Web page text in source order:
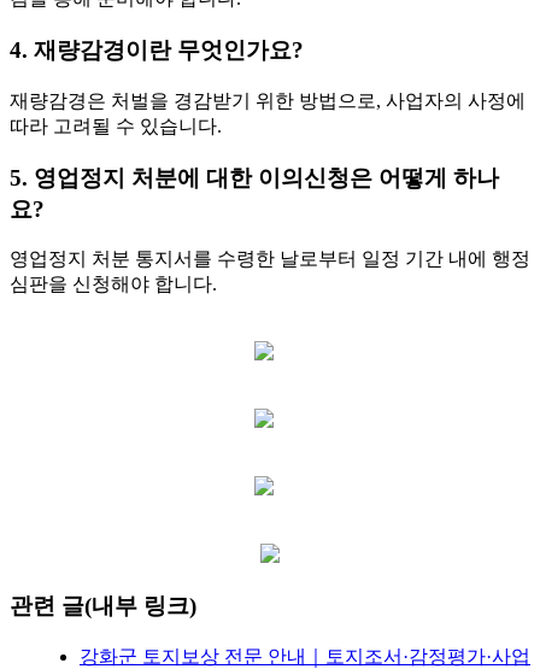
4. 재량감경이란 무엇인가요?
재량감경은 처벌을 경감받기 위한 방법으로, 사업자의 사정에
따라 고려될 수 있습니다.
5. 영업정지 처분에 대한 이의신청은 어떻게 하나
요?
영업정지 처분 통지서를 수령한 날로부터 일정 기간 내에 행정
심판을 신청해야 합니다.
관련 글(내부 링크)
강화군 토지보상 전문 안내｜토지조서·감정평가·사업